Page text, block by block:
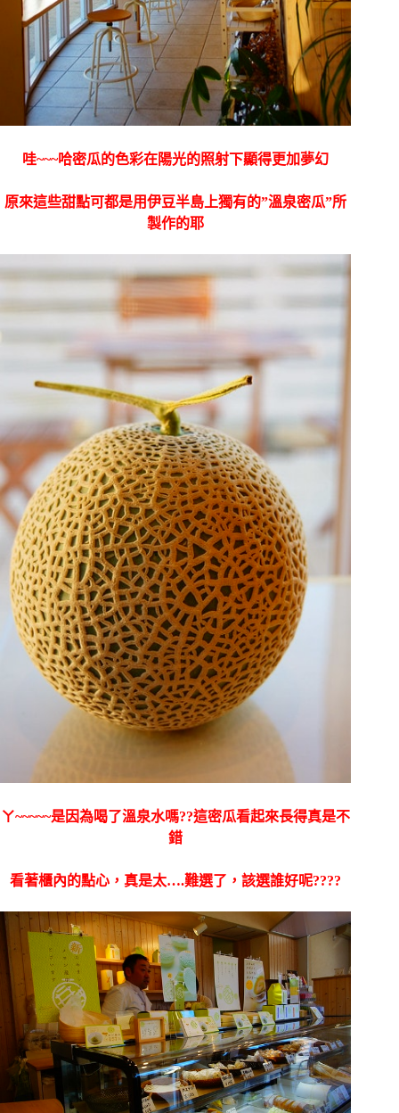
哇~~~哈密瓜的色彩在陽光的照射下顯得更加夢幻
原來這些甜點可都是用伊豆半島上獨有的”溫泉密瓜”所
製作的耶
ㄚ~~~~~是因為喝了溫泉水嗎??這密瓜看起來長得真是不
錯
看著櫃內的點心，真是太….難選了，該選誰好呢????